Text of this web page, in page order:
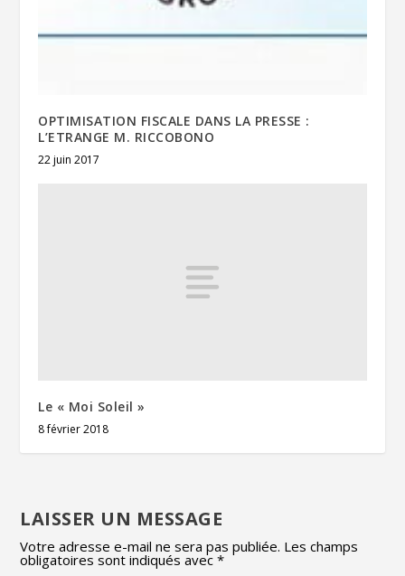
OPTIMISATION FISCALE DANS LA PRESSE :
L’ETRANGE M. RICCOBONO
22 juin 2017
Le « Moi Soleil »
8 février 2018
LAISSER UN MESSAGE
Votre adresse e-mail ne sera pas publiée. Les champs
obligatoires sont indiqués avec*